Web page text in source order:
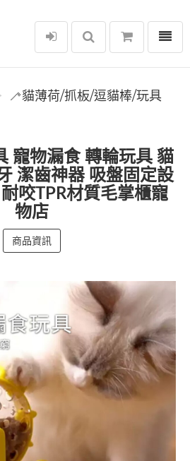
選單
🦯貓薄荷/抓板/逗貓棒/玩具
寵物漏食 轉輪玩具 貓
潔齒神器 吸盤固定設
咬TPR材質毛掌櫃寵
物店
商品資訊